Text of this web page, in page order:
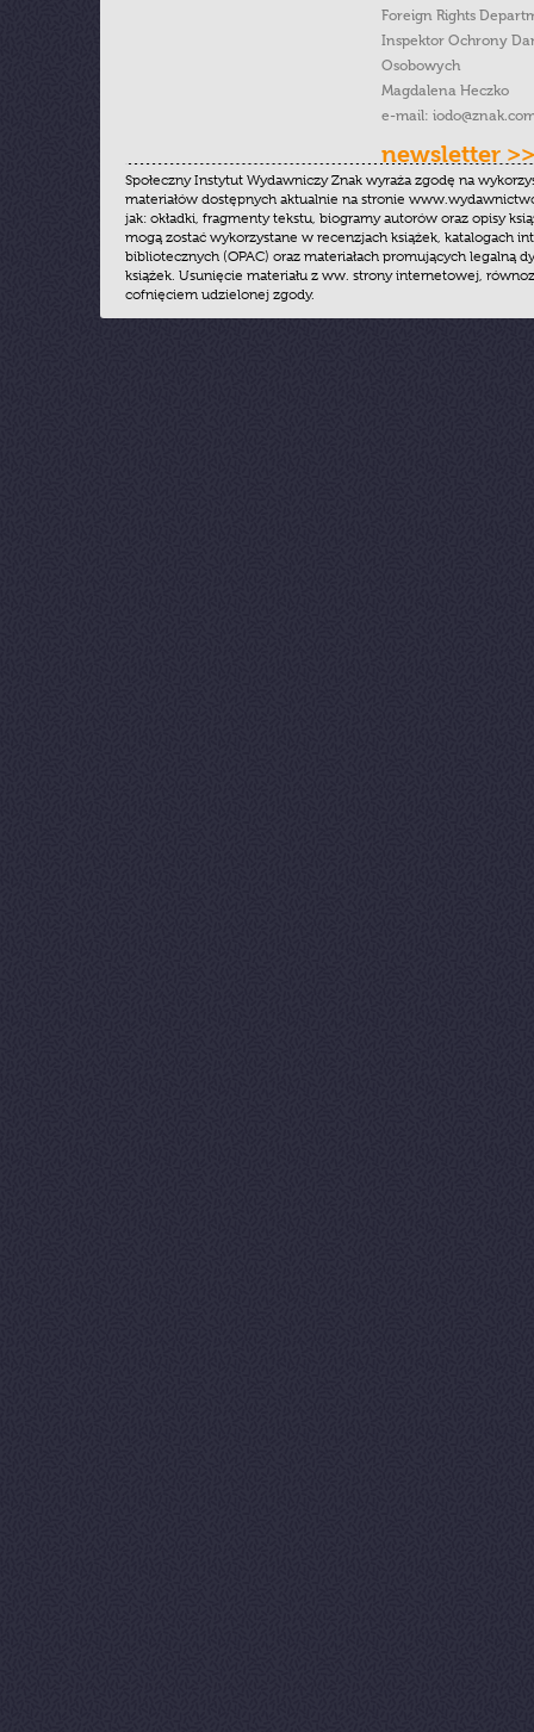
Foreign Rights
Inspektor Ochrony
Osobowych
Magdalena Heczko
e-mail:
newsletter >>
Społeczny Instytut Wydawniczy Znak wyraża zgodę na
materiałów dostępnych aktualnie na stronie
jak: okładki, fragmenty tekstu, biogramy autorów oraz opisy
mogą zostać wykorzystane w recenzjach książek, katalogach
bibliotecznych (OPAC) oraz materiałach promujących legalną
książek. Usunięcie materiału z ww. strony internetowej,
cofnięciem udzielonej zgody.